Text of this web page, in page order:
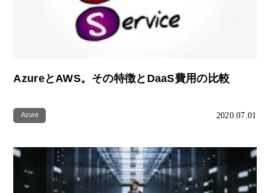
AzureとAWS。その特徴とDaaS費用の比較
Azure 2020.07.01